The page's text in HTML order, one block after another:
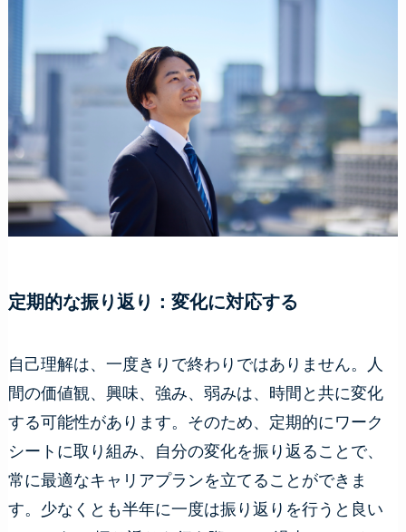
定期的な振り返り：変化に対応する
自己理解は、一度きりで終わりではありません。人
間の価値観、興味、強み、弱みは、時間と共に変化
する可能性があります。そのため、定期的にワーク
シートに取り組み、自分の変化を振り返ることで、
常に最適なキャリアプランを立てることができま
す。少なくとも半年に一度は振り返りを行うと良い